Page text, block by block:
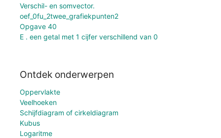
Verschil- en somvector.
oef_0fu_2twee_grafiekpunten2
Opgave 40
E . een getal met 1 cijfer verschillend van 0
Ontdek onderwerpen
Oppervlakte
Veelhoeken
Schijfdiagram of cirkeldiagram
Kubus
Logaritme